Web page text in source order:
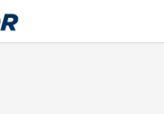
1999